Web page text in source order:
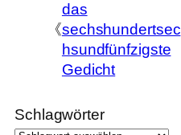
《
das
sechshundertsec
hsundfünfzigste
Gedicht
Schlagwörter